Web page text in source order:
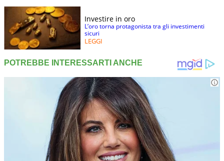
Investire in oro
L’oro torna protagonista tra gli investimenti
sicuri
LEGGI